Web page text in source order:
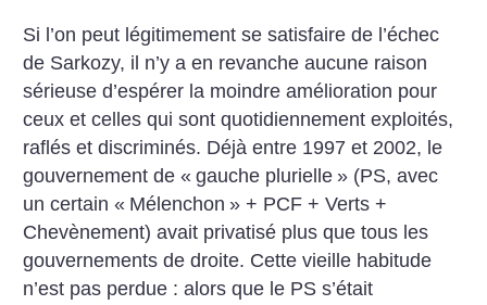
Si l’on peut légitimement se satisfaire de l’échec
de Sarkozy, il n’y a en revanche aucune raison
sérieuse d’espérer la moindre amélioration pour
ceux et celles qui sont quotidiennement exploités,
raflés et discriminés. Déjà entre 1997 et 2002, le
gouvernement de « gauche plurielle » (PS, avec
un certain « Mélenchon » + PCF + Verts +
Chevènement) avait privatisé plus que tous les
gouvernements de droite. Cette vieille habitude
n’est pas perdue : alors que le PS s’était